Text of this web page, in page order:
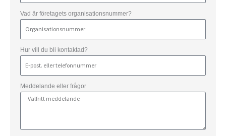
Vad är företagets organisationsnummer?
Hur vill du bli kontaktad?
Meddelande eller frågor